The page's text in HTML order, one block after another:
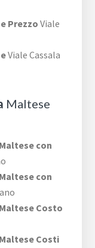
Prezzo Viale
Viale Cassala
Maltese
con
con
Costo
Costi